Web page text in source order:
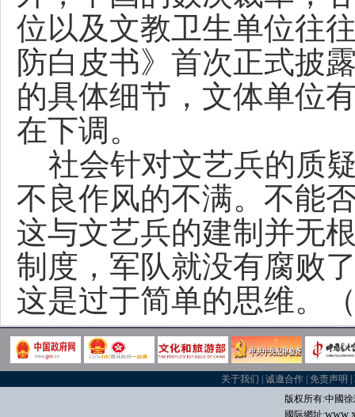
位以及文教卫生单位往
防白皮书》首次正式披
的具体细节，文体单位
在下调。
社会针对文艺兵的质
不良作风的不满。不能
这与文艺兵的建制并无
制度，军队就没有腐败
这是过于简单的思维。
关于我们 |诚邀合作 |免责声明 |
版权所有:中國
國际網址: